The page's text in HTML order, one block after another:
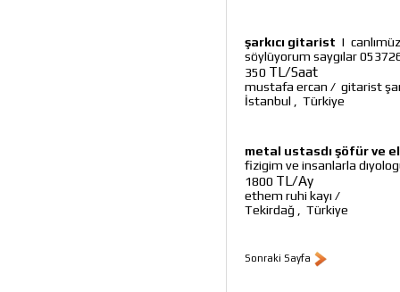
şarkıcı gitarist |
söylüyorum saygılar
350 TL/Saat
mustafa ercan / gitarist
İstanbul
Türkiye
metal ustasdı şöfür ve
fizigim ve insanlarla
1800 TL/Ay
ethem ruhi kayı /
Tekirdağ
Türkiye
Sonraki Sayfa